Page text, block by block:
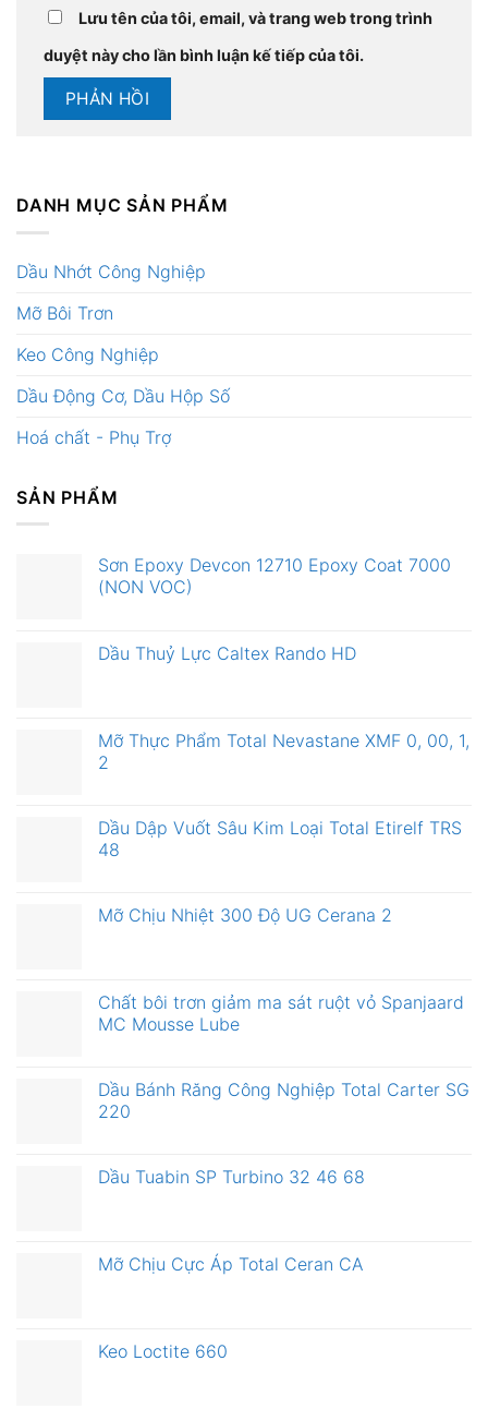
Lưu tên của tôi, email, và trang web trong trình
duyệt này cho lần bình luận kế tiếp của tôi.
DANH MỤC SẢN PHẨM
Dầu Nhớt Công Nghiệp
Mỡ Bôi Trơn
Keo Công Nghiệp
Dầu Động Cơ, Dầu Hộp Số
Hoá chất - Phụ Trợ
SẢN PHẨM
Sơn Epoxy Devcon 12710 Epoxy Coat 7000
(NON VOC)
Dầu Thuỷ Lực Caltex Rando HD
Mỡ Thực Phẩm Total Nevastane XMF 0, 00, 1,
2
Dầu Dập Vuốt Sâu Kim Loại Total Etirelf TRS
48
Mỡ Chịu Nhiệt 300 Độ UG Cerana 2
Chất bôi trơn giảm ma sát ruột vỏ Spanjaard
MC Mousse Lube
Dầu Bánh Răng Công Nghiệp Total Carter SG
220
Dầu Tuabin SP Turbino 32 46 68
Mỡ Chịu Cực Áp Total Ceran CA
Keo Loctite 660